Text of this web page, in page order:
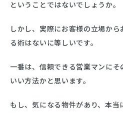
ということではないでしょうか。
しかし、実際にお客様の立場か
る術はないに等しいです。
一番は、信頼できる営業マンに
いい方法かと思います。
もし、気になる物件があり、本